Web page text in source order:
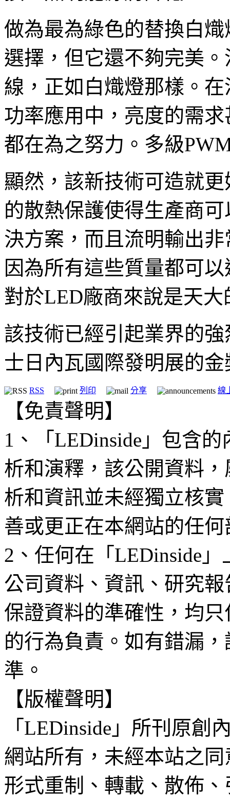
做為最為綠色的替換白
選擇，但它還不夠完美
線，正如白熾燈那樣。
功率應用中，亮度的需
都在為之努力。多級
顯然，該新技術可造就
的散熱保護使得生產商
決方案，而且流明輸出
因為所有這些質量都可
對於LED廠商來說是天大
該技術已經引起業界的
士日內瓦國際發明展的金
RSS 列印 分享 線
【免責聲明】
1、「LEDinside」包含
析和演釋，該公開資料
析和資訊並未經獨立核
善或更正在本網站的任
2、任何在「LEDinside
公司資料、資訊、研究
保證資料的準確性，均
的行為負責。如有錯漏
準。
【版權聲明】
「LEDinside」所刊原創
網站所有，未經本站之
形式重制、轉載、散佈